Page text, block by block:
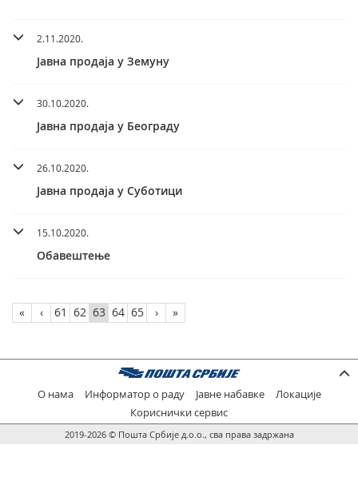
2.11.2020.
Јавна продаја у Земуну
30.10.2020.
Јавна продаја у Београду
26.10.2020.
Јавна продаја у Суботици
15.10.2020.
Обавештење
« ‹ 61 62 63 64 65 › »
О нама Информатор о раду Јавне набавке
Локације
Кориснички сервис
2019-2026 © Пошта Србије д.о.о., сва права задржана